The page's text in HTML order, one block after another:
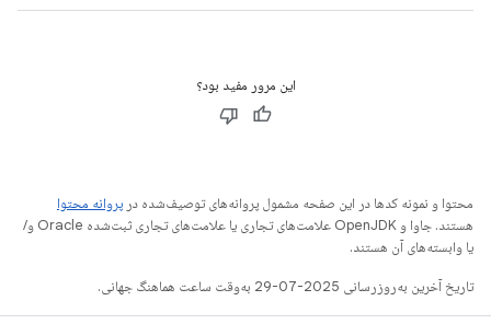
این مرور مفید بود؟
محتوا و نمونه کدها در این صفحه مشمول پروانه‌های توصیف‌شده در پروانه محتوا
هستند. جاوا و OpenJDK علامت‌های تجاری یا علامت‌های تجاری ثبت‌شده Oracle و/
یا وابسته‌های آن هستند.
تاریخ آخرین به‌روزرسانی 2025-07-29 به‌وقت ساعت هماهنگ جهانی.